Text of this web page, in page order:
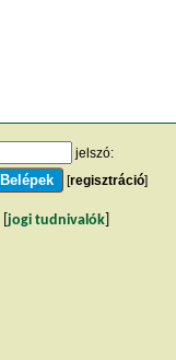
jelszó:
[regisztráció]
jogi tudnivalók